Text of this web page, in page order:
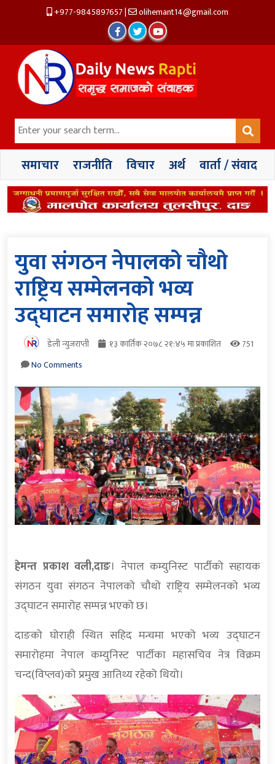
+977-9845897657| olihemant14@gmail.com
समाचार राजनीति विचार अर्थ वार्ता / संवाद
युवा संगठन नेपालको चौथो
राष्ट्रिय सम्मेलनको भव्य
उद्घाटन समारोह सम्पन्न
डेली न्युजराप्ती १३ कार्तिक २०७८ २१:४५ मा प्रकाशित
751
No Comments
हेमन्त प्रकाश वली,दाङ। नेपाल कम्युनिस्ट पार्टीको सहायक
संगठन युवा संगठन नेपालको चौथो राष्ट्रिय सम्मेलनको भव्य
उद्घाटन समारोह सम्पन्न भएको छ।
दाङको घोराही स्थित सहिद मन्चमा भएको भव्य उद्घाटन
समारोहमा नेपाल कम्युनिस्ट पार्टीका महासचिव नेत्र विक्रम
चन्द(विप्लव)को प्रमुख आतिथ्य रहेको थियो।